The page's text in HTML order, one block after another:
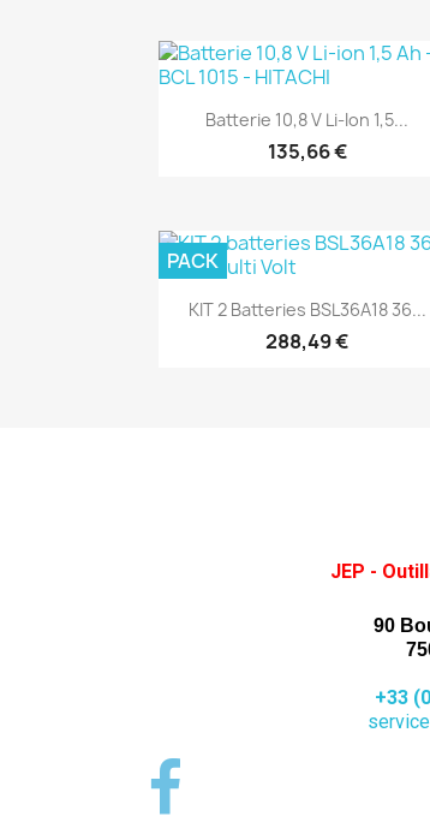
Aperçu rapide
Batterie 10,8 V Li-Ion 1,5...
135,66 €
Aperçu rapide
KIT 2 Batteries BSL36A18 36...
288,49 €
PACK
JEP -
90
+33